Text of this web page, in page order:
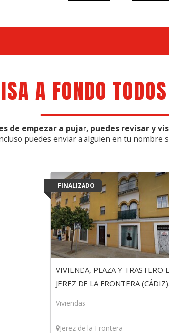
A FONDO
de empezar a pujar, puedes revisar y
puedes enviar a alguien en tu nombre
FINALIZADO
VIVIENDA, PLAZA Y TRASTERO
JEREZ DE LA FRONTERA (CÁDIZ).
Viviendas
Jerez de la Frontera